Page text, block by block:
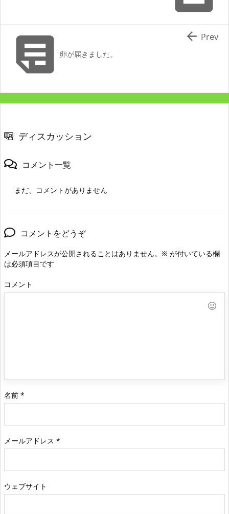
卵が届きました。
 Prev
ディスカッション
コメント一覧
まだ、コメントがありません
コメントをどうぞ
メールアドレスが公開されることはありません。 ※ が付いている欄
は必須項目です
コメント
名前 *
メールアドレス *
ウェブサイト